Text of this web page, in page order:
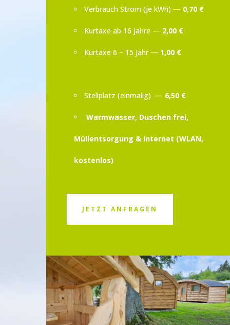
Verbrauch Strom (je kWh) — 0,70 €
Kurtaxe ab 16 Jahre — 2,00 €
Kurtaxe 6 – 15 Jahr — 1,00 €
Stellplatz (einmalig) — 6,50 €
Warmwasser, Duschen frei,
Müllentsorgung & Internet (WLAN,
kostenlos)
JETZT ANFRAGEN